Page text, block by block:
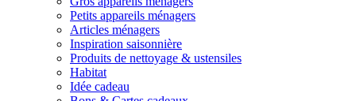
Petits appareils ménagers
Articles ménagers
Inspiration saisonnière
Produits de nettoyage & ustensiles
Habitat
Idée cadeau